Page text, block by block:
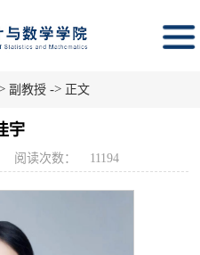
副教授 -> 正文
宇
阅读次数： 11194